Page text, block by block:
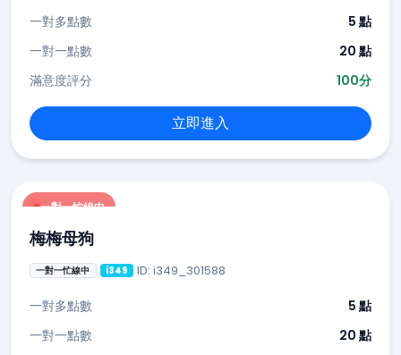
一對多點數
5 點
一對一點數
20 點
滿意度評分
100分
立即進入
一對一忙線中
梅梅母狗
一對一忙線中 i349 ID: i349_301588
一對多點數
5 點
一對一點數
20 點